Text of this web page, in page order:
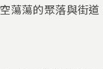
蕩蕩的聚落與街